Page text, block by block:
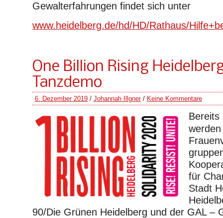
Gewalterfahrungen findet sich unter
www.heidelberg.de/hd/HD/Rathaus/
One Billion Rising
Tanzdemo
6. Dezember 2019 / Johannah Illgner/ Keine Kommentare
Bereits
für
Stadt
90/Die Grünen Heidelberg und der GAL –